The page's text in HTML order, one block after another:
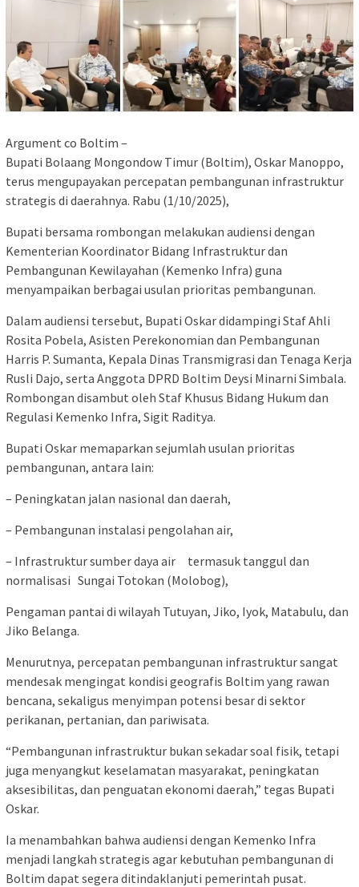
Argument co Boltim –
Bupati Bolaang Mongondow Timur (Boltim), Oskar Manoppo,
terus mengupayakan percepatan pembangunan infrastruktur
strategis di daerahnya. Rabu (1/10/2025),
Bupati bersama rombongan melakukan audiensi dengan
Kementerian Koordinator Bidang Infrastruktur dan
Pembangunan Kewilayahan (Kemenko Infra) guna
menyampaikan berbagai usulan prioritas pembangunan.
Dalam audiensi tersebut, Bupati Oskar didampingi Staf Ahli
Rosita Pobela, Asisten Perekonomian dan Pembangunan
Harris P. Sumanta, Kepala Dinas Transmigrasi dan Tenaga Kerja
Rusli Dajo, serta Anggota DPRD Boltim Deysi Minarni Simbala.
Rombongan disambut oleh Staf Khusus Bidang Hukum dan
Regulasi Kemenko Infra, Sigit Raditya.
Bupati Oskar memaparkan sejumlah usulan prioritas
pembangunan, antara lain:
– Peningkatan jalan nasional dan daerah,
– Pembangunan instalasi pengolahan air,
– Infrastruktur sumber daya air termasuk tanggul dan
normalisasi Sungai Totokan (Molobog),
Pengaman pantai di wilayah Tutuyan, Jiko, Iyok, Matabulu, dan
Jiko Belanga.
Menurutnya, percepatan pembangunan infrastruktur sangat
mendesak mengingat kondisi geografis Boltim yang rawan
bencana, sekaligus menyimpan potensi besar di sektor
perikanan, pertanian, dan pariwisata.
“Pembangunan infrastruktur bukan sekadar soal fisik, tetapi
juga menyangkut keselamatan masyarakat, peningkatan
aksesibilitas, dan penguatan ekonomi daerah,” tegas Bupati
Oskar.
Ia menambahkan bahwa audiensi dengan Kemenko Infra
menjadi langkah strategis agar kebutuhan pembangunan di
Boltim dapat segera ditindaklanjuti pemerintah pusat.